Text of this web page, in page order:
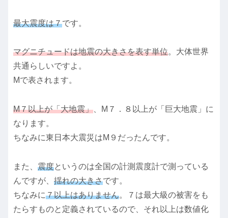
最大震度は７です。
マグニチュードは地震の大きさを表す単位。大体世界
共通らしいですよ。
Mで表されます。
M７以上が「大地震」 、M７．８以上が「巨大地震」に
なります。
ちなみに東日本大震災はM９だったんです。
また、 震度というのは全国の計測震度計で測っている
んですが、 揺れの大きさです。
ちなみに７以上はありません。７は最大級の被害をも
たらすものと定義されているので、それ以上は数値化